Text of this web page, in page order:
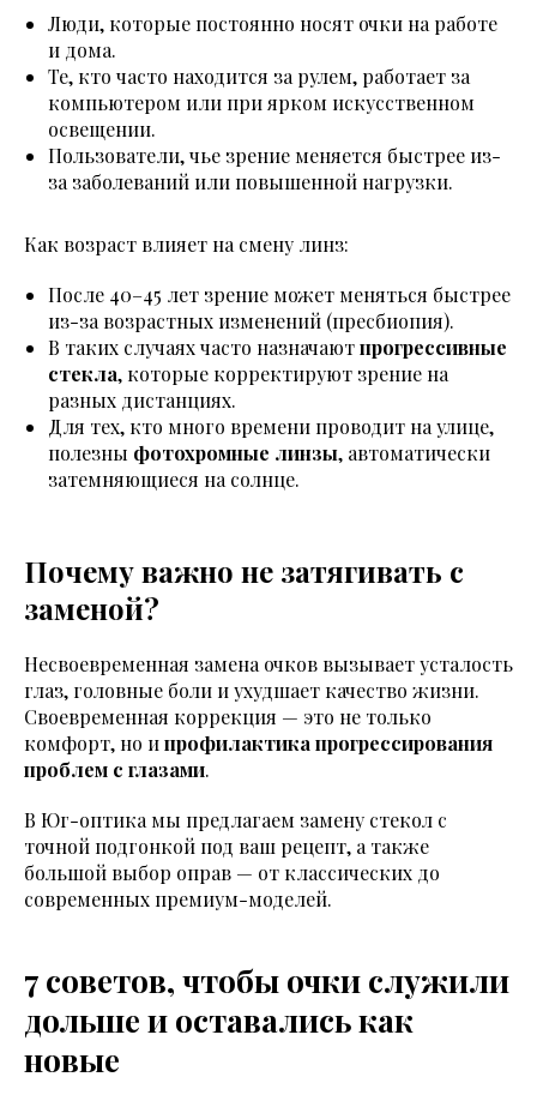
Люди, которые постоянно носят очки на работе
и дома.
Те, кто часто находится за рулем, работает за
компьютером или при ярком искусственном
освещении.
Пользователи, чье зрение меняется быстрее из-
за заболеваний или повышенной нагрузки.
Как возраст влияет на смену линз:
После 40–45 лет зрение может меняться быстрее
из-за возрастных изменений (пресбиопия).
В таких случаях часто назначаютпрогрессивные
стекла, которые корректируют зрение на
разных дистанциях.
Для тех, кто много времени проводит на улице,
полезны фотохромные линзы, автоматически
затемняющиеся на солнце.
Почему важно не затягивать с
заменой?
Несвоевременная замена очков вызывает усталость
глаз, головные боли и ухудшает качество жизни.
Своевременная коррекция — это не только
комфорт, но ипрофилактика прогрессирования
проблем с глазами.
В Юг-оптика мы предлагаем замену стекол с
точной подгонкой под ваш рецепт, а также
большой выбор оправ — от классических до
современных премиум-моделей.
7 советов, чтобы очки служили
дольше и оставались как
новые